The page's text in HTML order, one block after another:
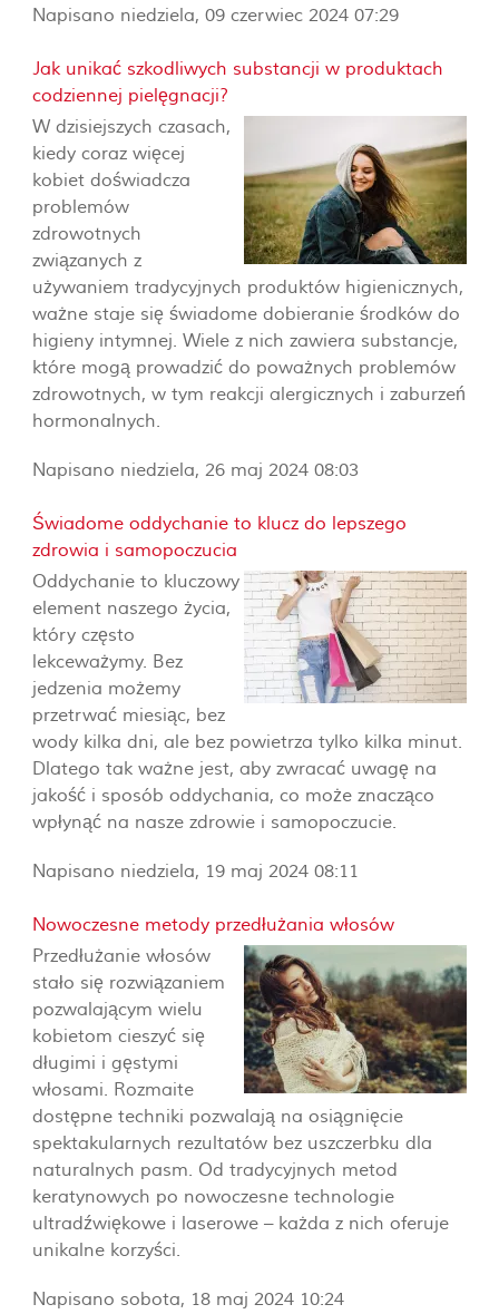
Napisano niedziela, 09 czerwiec 2024 07:29
Jak unikać szkodliwych substancji w produktach
codziennej pielęgnacji?
W dzisiejszych czasach,
kiedy coraz więcej
kobiet doświadcza
problemów
zdrowotnych
związanych z
używaniem tradycyjnych produktów higienicznych,
ważne staje się świadome dobieranie środków do
higieny intymnej. Wiele z nich zawiera substancje,
które mogą prowadzić do poważnych problemów
zdrowotnych, w tym reakcji alergicznych i zaburzeń
hormonalnych.
Napisano niedziela, 26 maj 2024 08:03
Świadome oddychanie to klucz do lepszego
zdrowia i samopoczucia
Oddychanie to kluczowy
element naszego życia,
który często
lekceważymy. Bez
jedzenia możemy
przetrwać miesiąc, bez
wody kilka dni, ale bez powietrza tylko kilka minut.
Dlatego tak ważne jest, aby zwracać uwagę na
jakość i sposób oddychania, co może znacząco
wpłynąć na nasze zdrowie i samopoczucie.
Napisano niedziela, 19 maj 2024 08:11
Nowoczesne metody przedłużania włosów
Przedłużanie włosów
stało się rozwiązaniem
pozwalającym wielu
kobietom cieszyć się
długimi i gęstymi
włosami. Rozmaite
dostępne techniki pozwalają na osiągnięcie
spektakularnych rezultatów bez uszczerbku dla
naturalnych pasm. Od tradycyjnych metod
keratynowych po nowoczesne technologie
ultradźwiękowe i laserowe – każda z nich oferuje
unikalne korzyści.
Napisano sobota, 18 maj 2024 10:24